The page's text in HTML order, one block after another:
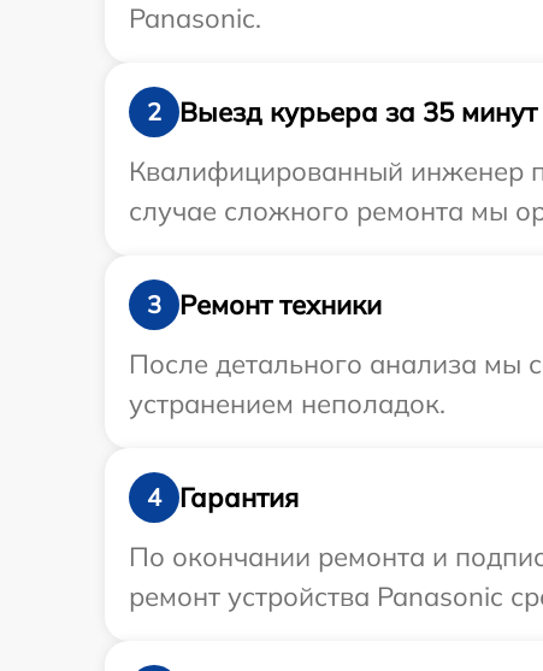
Panasonic.
2
Выезд курьера за 35 минут
Квалифицированный инженер
случае сложного ремонта мы
3
Ремонт техники
После детального анализа мы
устранением неполадок.
4
Гарантия
По окончании ремонта и
ремонт устройства Panasonic